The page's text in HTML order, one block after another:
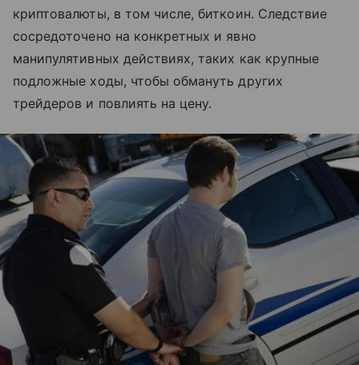
криптовалюты, в том числе, биткоин. Следствие
сосредоточено на конкретных и явно
манипулятивных действиях, таких как крупные
подложные ходы, чтобы обмануть других
трейдеров и повлиять на цену.